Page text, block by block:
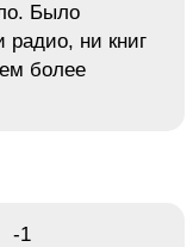
Было
радио, ни книг
более
-1